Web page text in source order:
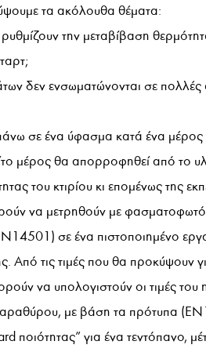
τα ακόλουθα θέματα:
την μεταβίβαση
δεν ενσωματώνονται σε πολλές
σε ένα ύφασμα κατά ένα
μέρος θα απορροφηθεί από το
του κτιρίου κι επομένως της
να μετρηθούν με
σε ένα πιστοποιημένο
Από τις τιμές που θα προκύψουν
να υπολογιστούν οι τιμές του
με βάση τα πρότυπα
ποιότητας” για ένα τεντόπανο,